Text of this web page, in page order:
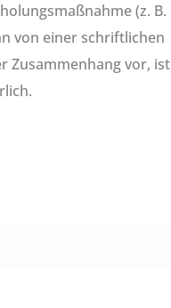
(z. B.
von einer schriftlichen
Zusammenhang vor, ist